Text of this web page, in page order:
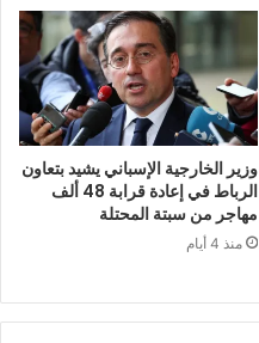
وزير الخارجية الإسباني يشيد بتعاون
الرباط في إعادة قرابة 48 ألف
مهاجر من سبتة المحتلة
منذ 4 أيام